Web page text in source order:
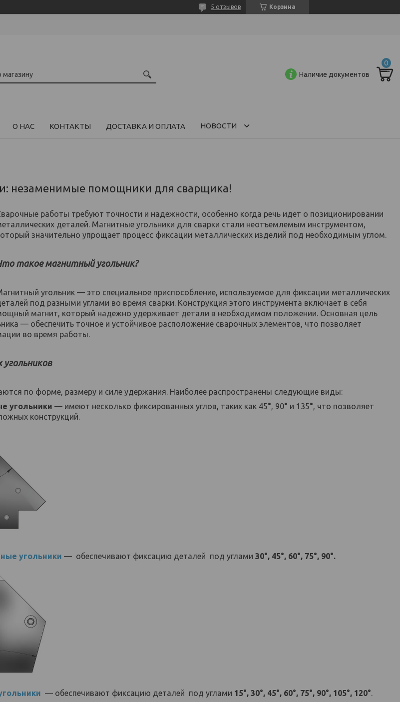
Корзина
5 отзывов
Наличие документов
О НАС КОНТАКТЫ ДОСТАВКА И ОПЛАТА НОВОСТИ
незаменимые помощники для сварщика!
работы требуют точности и надежности, особенно когда речь идет о позиционировании
деталей. Магнитные угольники для сварки стали неотъемлемым инструментом,
значительно упрощает процесс фиксации металлических изделий под необходимым углом.
такое магнитный угольник?
угольник — это специальное приспособление, используемое для фиксации металлических
под разными углами во время сварки. Конструкция этого инструмента включает в себя
магнит, который надежно удерживает детали в необходимом положении. Основная цель
— обеспечить точное и устойчивое расположение сварочных элементов, что позволяет
во время работы.
по форме, размеру и силе удержания. Наиболее распространены следующие виды:
угольники — имеют несколько фиксированных углов, таких как 45°, 90° и 135°, что позволяет
конструкций.
угольники — обеспечивают фиксацию деталей под углами 30°, 45°, 60°, 75°, 90°.
— обеспечивают фиксацию деталей под углами 15°, 30°, 45°, 60°, 75°, 90°, 105°, 120°.